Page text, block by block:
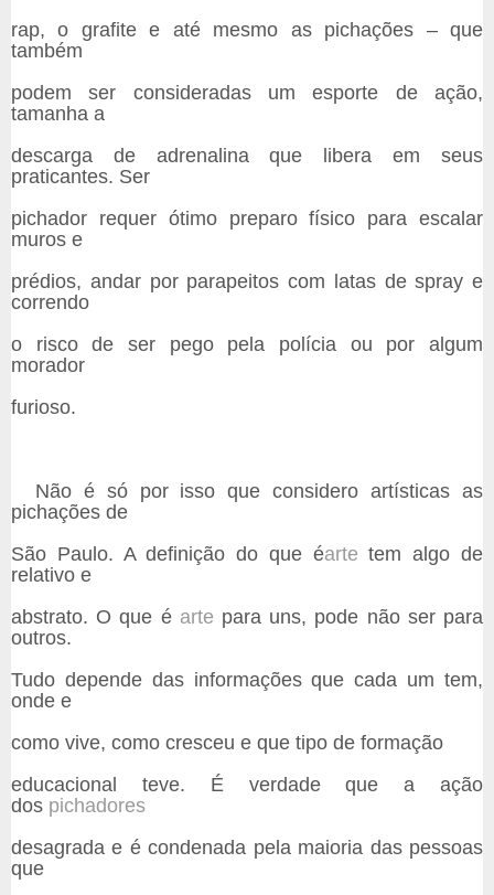
rap, o grafite e até mesmo as pichações – que
também
podem ser consideradas um esporte de ação,
tamanha a
descarga de adrenalina que libera em seus
praticantes. Ser
pichador requer ótimo preparo físico para escalar
muros e
prédios, andar por parapeitos com latas de spray e
correndo
o risco de ser pego pela polícia ou por algum
morador
furioso.
Não é só por isso que considero artísticas as
pichações de
São Paulo. A definição do que éarte tem algo de
relativo e
abstrato. O que é arte para uns, pode não ser para
outros.
Tudo depende das informações que cada um tem,
onde e
como vive, como cresceu e que tipo de formação
educacional teve. É verdade que a ação
dos pichadores
desagrada e é condenada pela maioria das pessoas
que